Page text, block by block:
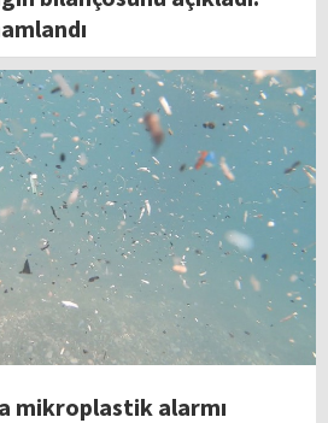
mikroplastik alarmı